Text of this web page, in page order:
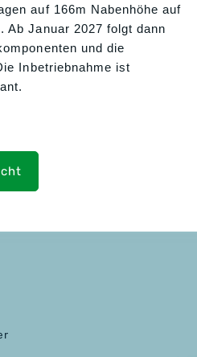
auf 166m Nabenhöhe auf
Ab Januar 2027 folgt dann
und die
Inbetriebnahme ist